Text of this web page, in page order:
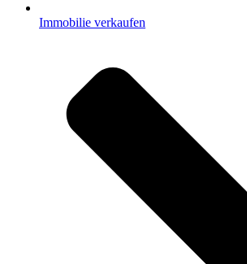
Immobilie verkaufen